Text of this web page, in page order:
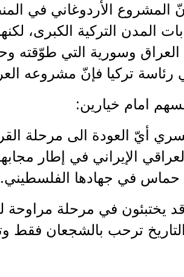
المشروع الأردوغاني في
المدن التركية الكبرى،
وسورية التي طوّقته
رئاسة تركيا فإنّ مشروعه
امام خيارين:
أيّ العودة الى مرحلة
الإيراني في إطار
حماس في جهادها الفلسطيني.
يختبئون في مرحلة مراوحة
ترحب بالشجعان فقط